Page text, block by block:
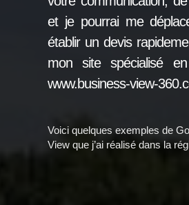
et je pourrai me
établir un devis
mon site spécialisé
www.business-view-
Voici quelques exemples de
View que j’ai réalisé dans la